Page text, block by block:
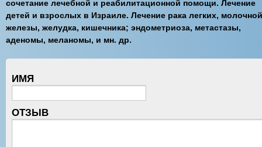
сочетание лечебной и реабилитационной помощи. Лечение
детей и взрослых в Израиле. Лечение рака легких, молочной
железы, желудка, кишечника; эндометриоза, метастазы,
аденомы, меланомы, и мн. др.
ИМЯ
ОТЗЫВ